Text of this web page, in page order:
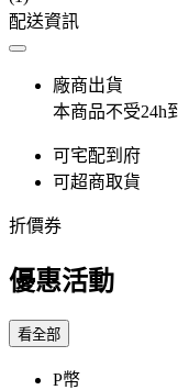
配送資訊
廠商出貨
本商品不受24h
可宅配到府
可超商取貨
折價券
優惠活動
看全部
P幣